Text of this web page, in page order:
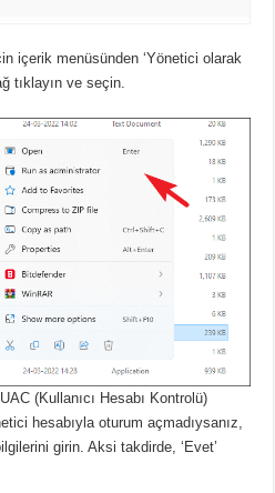
içerik menüsünden ‘Yönetici olarak
tıklayın ve seçin.
(Kullanıcı Hesabı Kontrolü)
hesabıyla oturum açmadıysanız,
girin.Aksi takdirde, ‘Evet’